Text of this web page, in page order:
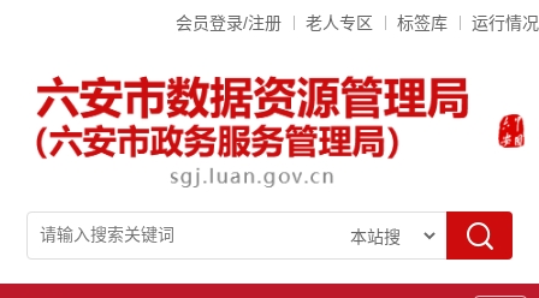
会员登录/注册 老人专区 标签库 运行情况